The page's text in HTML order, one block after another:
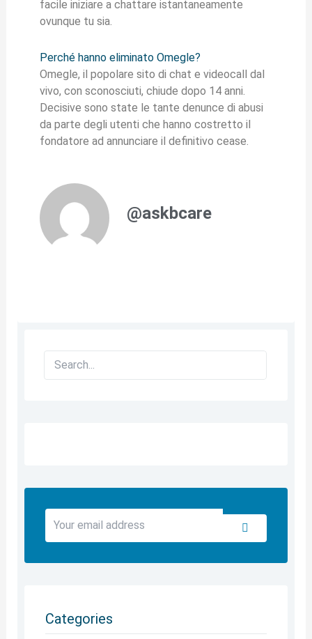
facile iniziare a chattare istantaneamente
ovunque tu sia.
Perché hanno eliminato Omegle?
Omegle, il popolare sito di chat e videocall dal
vivo, con sconosciuti, chiude dopo 14 anni.
Decisive sono state le tante denunce di abusi
da parte degli utenti che hanno costretto il
fondatore ad annunciare il definitivo cease.
@askbcare
Search
Your
email
address
Submit
Categories